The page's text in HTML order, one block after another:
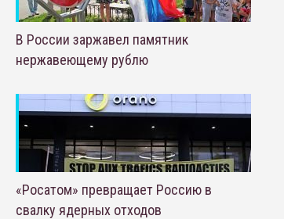
В России заржавел памятник
нержавеющему рублю
«Росатом» превращает Россию в
свалку ядерных отходов